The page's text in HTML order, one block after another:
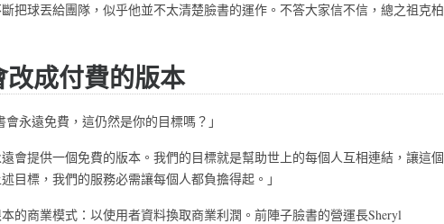
把球丟給團隊，似乎他並不太清楚臉書的運作。不答大家信不信，總之祖克柏
成付費的版本
永遠免費，這仍然是你的目標嗎？」
會提供一個免費的版本。我們的目標就是幫助世上的每個人互相連結，讓這個
目標，我們的服務必需讓每個人都負擔得起。」
的商業模式：以使用者資料換取商業利潤。前陣子臉書的營運長Sheryl